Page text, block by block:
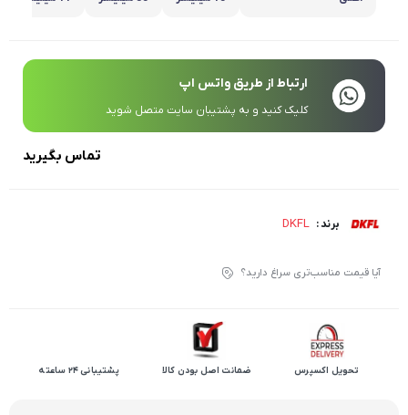
ارتباط از طریق واتس اپ
کلیک کنید و به پشتیبان سایت متصل شوید
تماس بگیرید
برند : DKFL
آیا قیمت مناسب‌تری سراغ دارید؟
تحویل اکسپرس ضمانت اصل بودن کالا پشتیبانی 24 ساعته